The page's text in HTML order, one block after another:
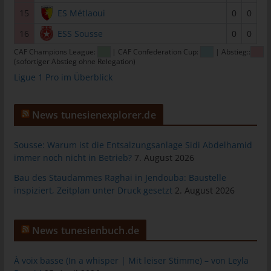
15
ES Métlaoui 0
0
16
ESS Sousse 0 0
CAF Champions League: | CAF Confederation Cup:
| Abstieg::
(sofortiger Abstieg ohne Relegation)
Ligue 1 Pro im Überblick
News tunesienexplorer.de
Sousse: Warum ist die Entsalzungsanlage Sidi Abdelhamid
immer noch nicht in Betrieb? 7. August 2026
Bau des Staudammes Raghai in Jendouba: Baustelle
inspiziert, Zeitplan unter Druck gesetzt 2. August 2026
News tunesienbuch.de
À voix basse (In a whisper | Mit leiser Stimme) – von Leyla
tunesienfussball.de
Uwe Wassenberg
Rue 2 Mars
4022 Akouda - Tunesien
E-Mail:
Cookies
Die Internetseiten verwenden Cookies. Cookies sind
Textdateien, welche über einen Internetbrowser auf einem
Computersystem abgelegt und gespeichert werden.
Cookies enthalten eine sogenannte Cookie-ID. Eine Cookie-ID
ist eine eindeutige Kennung des Cookies. Sie besteht aus einer
konkreten Internetbrowser zugeordnet werden können, in dem